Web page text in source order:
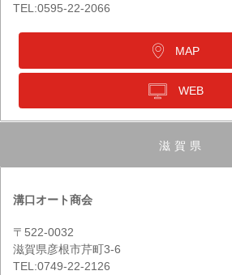
TEL:0595-22-2066
MAP
WEB
滋賀県
溝口オート商会
〒522-0032
滋賀県彦根市芹町3-6
TEL:0749-22-2126